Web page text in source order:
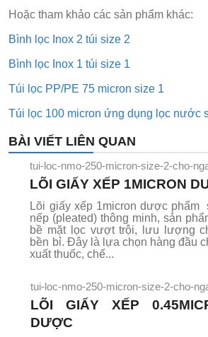
Hoặc tham khảo các sản phẩm khác:
Bình lọc Inox 2 túi size 2
Bình lọc Inox 1 túi size 1
Túi lọc PP/PE 75 micron size 1
Túi lọc 100 micron ứng dụng lọc nước
BÀI VIẾT LIÊN QUAN
tui-loc-nmo-250-micron-size-2-cho-
LÕI GIẤY XẾP 1MICRON
Lõi giấy xếp 1micron dược phẩm
nếp (pleated) thông minh, sản
bề mặt lọc vượt trội, lưu lượng
bền bỉ. Đây là lựa chọn hàng đầu
xuất thuốc, chế...
tui-loc-nmo-250-micron-size-2-cho-
LÕI GIẤY XẾP
DƯỢC